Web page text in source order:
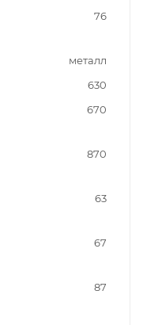
76
металл
630
670
870
63
67
87